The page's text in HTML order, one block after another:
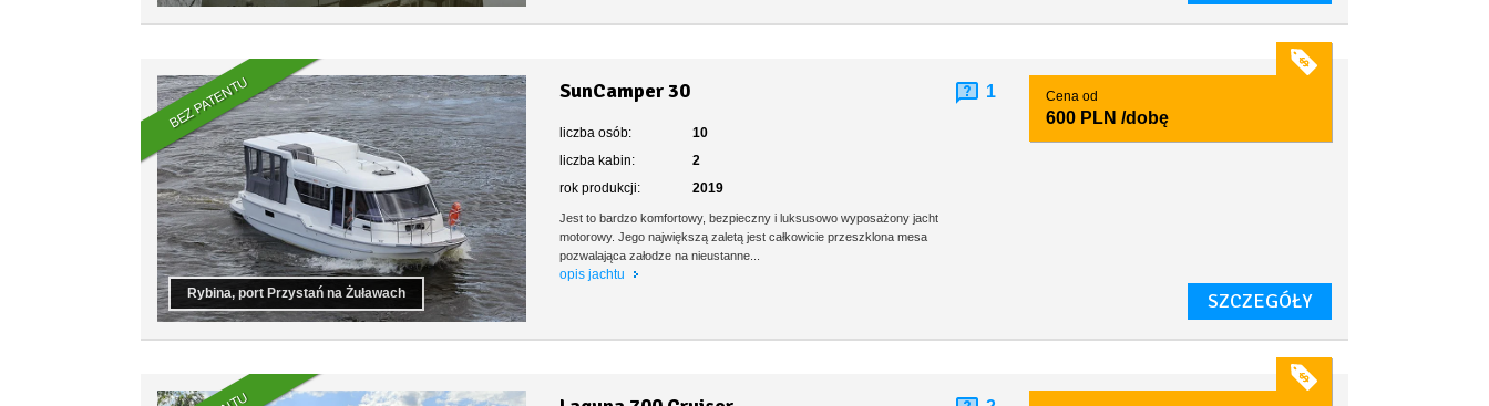
BEZ PATENTU
Rybina, port Przystań na Żuławach
SunCamper 30 1
liczba osób:
10
liczba kabin:
2
rok produkcji:
2019
Jest to bardzo komfortowy, bezpieczny i luksusowo wyposażony jacht
motorowy. Jego największą zaletą jest całkowicie przeszklona mesa
pozwalająca załodze na nieustanne...
opis jachtu
Cena od
600 PLN /dobę
SZCZEGÓŁY